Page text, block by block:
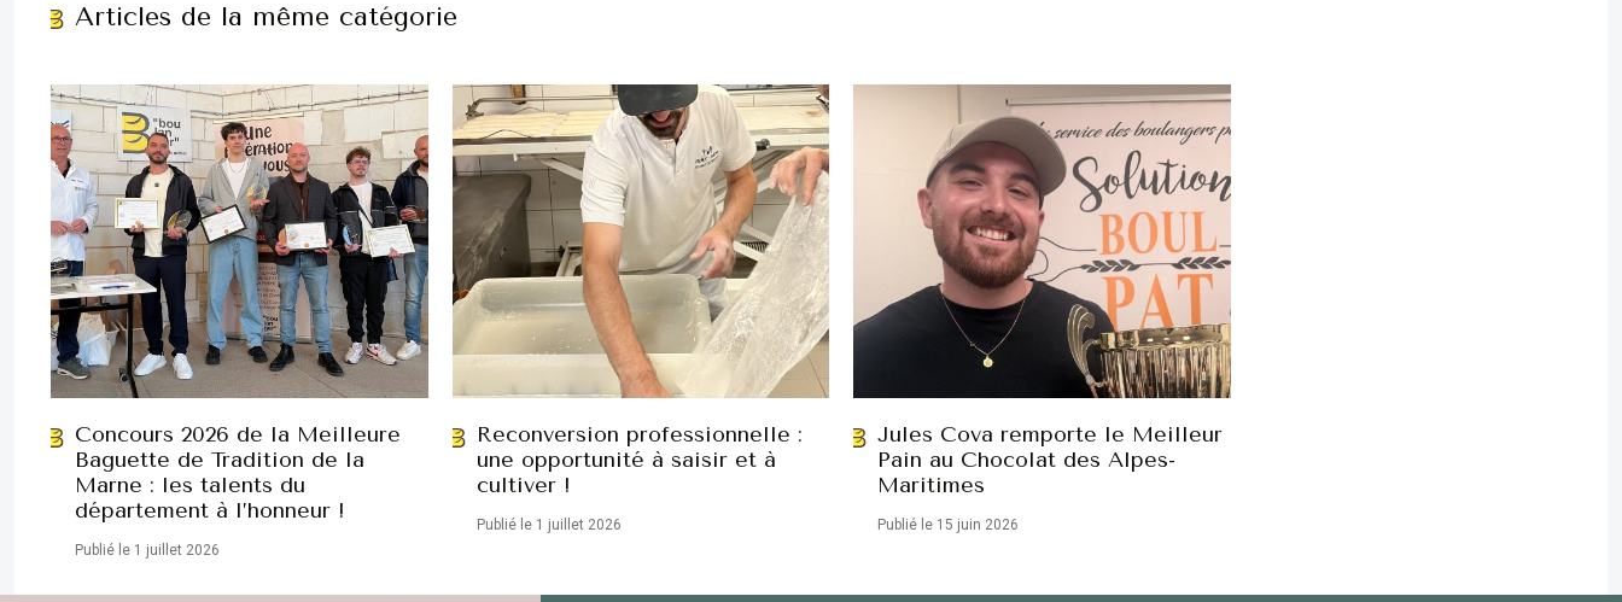
Articles de la même catégorie
Concours 2026 de la Meilleure
Baguette de Tradition de la
Marne : les talents du
département à l’honneur !
Publié le 1 juillet 2026
Reconversion professionnelle :
une opportunité à saisir et à
cultiver !
Publié le 1 juillet 2026
Jules Cova remporte le Meilleur
Pain au Chocolat des Alpes-
Maritimes
Publié le 15 juin 2026